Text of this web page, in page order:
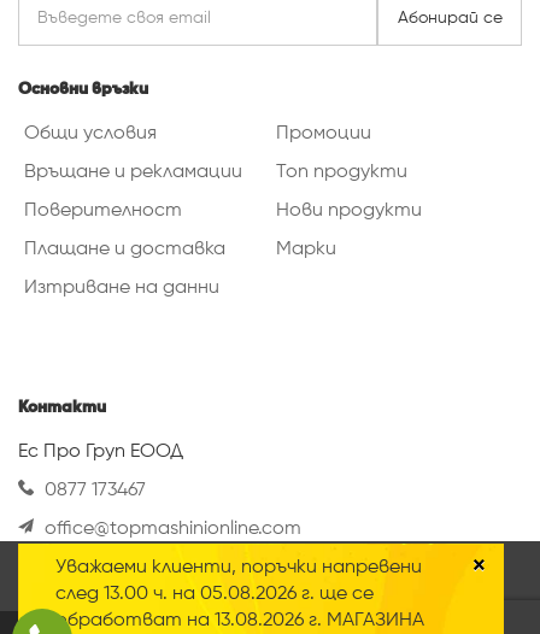
×
Уважаеми клиенти, поръчки напревени
след 13.00 ч. на 05.08.2026 г. ще се
обработват на 13.08.2026 г. МАГАЗИНА
Абонирай се
Основни връзки
Общи условия
Връщане и рекламации
Поверителност
Плащане и доставка
Изтриване на данни
Промоции
Топ продукти
Нови продукти
Марки
Контакти
Ес Про Груп ЕООД
0877 173467
office@topmashinionline.com
Вижте повече
Нашият онлайн магазин използва така
наречените „Бисквитки“ Научете повече за
нашатаполитика за поверителност.